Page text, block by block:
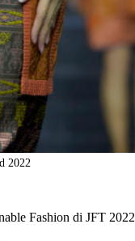
2022
Fashion di JFT 2022